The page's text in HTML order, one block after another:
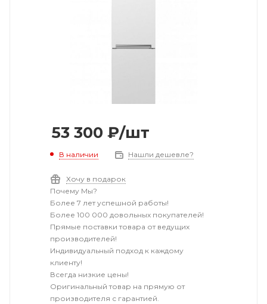
53 300 ₽/шт
В наличии Нашли дешевле?
Хочу в подарок
Почему Мы?
Более 7 лет успешной работы!
Более 100 000 довольных покупателей!
Прямые поставки товара от ведущих
производителей!
Индивидуальный подход к каждому
клиенту!
Всегда низкие цены!
Оригинальный товар на прямую от
производителя с гарантией.